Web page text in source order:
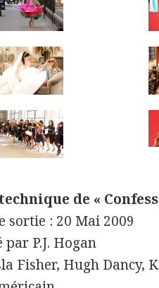
de «
sortie : 20 Mai 2009
par P.J. Hogan
Fisher, Hugh Dancy,